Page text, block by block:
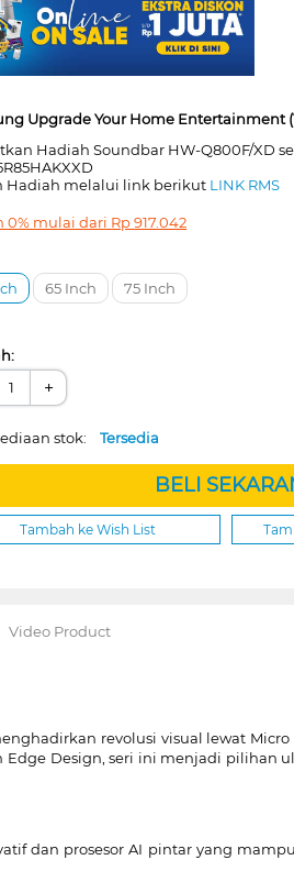
Upgrade Your Home Entertainment
Hadiah Soundbar HW-Q800F/XD
Hadiah melalui link berikut LINK RMS
0% mulai dari Rp917.042
65 Inch 75 Inch
+
stok:Tersedia
BELI
Tambah ke Wish List
Video Product
revolusi visual lewat
Edge Design, seri ini menjadi
dan prosesor AI pintar yang